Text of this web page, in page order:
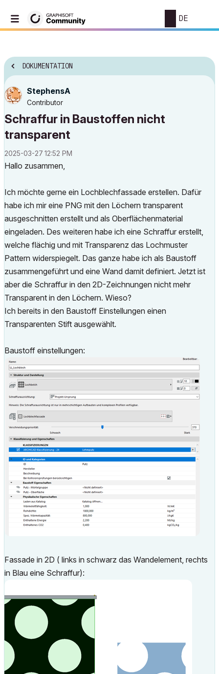
DE
DOKUMENTATION
StephensA
Contributor
Schraffur in Baustoffen nicht
transparent
‎2025-03-27 12:52 PM
Hallo zusammen,
Ich möchte gerne ein Lochblechfassade erstellen. Dafür
habe ich mir eine PNG mit den Löchern transparent
ausgeschnitten erstellt und als Oberflächenmaterial
eingeladen. Des weiteren habe ich eine Schraffur erstellt,
welche flächig und mit Transparenz das Lochmuster
Pattern widerspiegelt. Das ganze habe ich als Baustoff
zusammengeführt und eine Wand damit definiert. Jetzt ist
aber die Schraffur in den 2D-Zeichnungen nicht mehr
Transparent in den Löchern. Wieso?
Ich bereits in den Baustoff Einstellungen einen
Transparenten Stift ausgewählt.
Baustoff einstellungen:
Fassade in 2D ( links in schwarz das Wandelement, rechts
in Blau eine Schraffur):